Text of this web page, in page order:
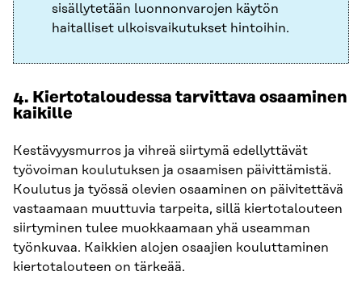
sisällytetään luonnonvarojen käytön
haitalliset ulkoisvaikutukset hintoihin.
4. Kiertotaloudessa tarvittava osaaminen
kaikille
Kestävyysmurros ja vihreä siirtymä edellyttävät
työvoiman koulutuksen ja osaamisen päivittämistä.
Koulutus ja työssä olevien osaaminen on päivitettävä
vastaamaan muuttuvia tarpeita, sillä kiertotalouteen
siirtyminen tulee muokkaamaan yhä useamman
työnkuvaa. Kaikkien alojen osaajien kouluttaminen
kiertotalouteen on tärkeää.